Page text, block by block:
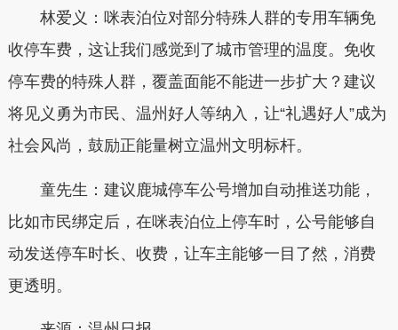
林爱义：咪表泊位对部分特殊人群的专用车辆免
收停车费，这让我们感觉到了城市管理的温度。免收
停车费的特殊人群，覆盖面能不能进一步扩大？建议
将见义勇为市民、温州好人等纳入，让“礼遇好人”成为
社会风尚，鼓励正能量树立温州文明标杆。
童先生：建议鹿城停车公号增加自动推送功能，
比如市民绑定后，在咪表泊位上停车时，公号能够自
动发送停车时长、收费，让车主能够一目了然，消费
更透明。